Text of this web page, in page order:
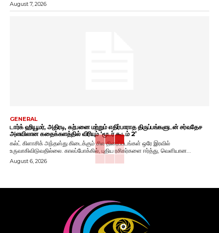
August 7, 2026
GENERAL
டார்க் ஹியூமர், அதிரடி, கற்பனை மற்றும் எதிர்பாராத திருப்பங்களுடன் சர்வதேச
அளவிலான கதைக்களத்தில் விரியும் ‘மூடர் கூடம் 2’
கல்ட் கிளாசிக் அந்தஸ்து கிடைக்கும் சில திரைப்படங்கள் ஒரே இரவில்
உருவாகிவிடுவதில்லை. காலப்போக்கில், புதிய ரசிகர்களை ஈர்த்து, வெளியான...
August 6, 2026